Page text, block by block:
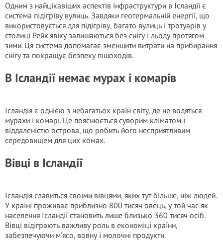
Одним з найцікавіших аспектів інфраструктури в Ісландії є
система підігріву вулиць. Завдяки геотермальній енергії, що
використовується для підігріву, багато вулиць і тротуарів у
столиці Рейк’явіку залишаються без снігу і льоду протягом
зими. Ця система допомагає зменшити витрати на прибирання
снігу та покращує безпеку пішоходів.
В Ісландії немає мурах і комарів
Ісландія є однією з небагатьох країн світу, де не водяться
мурахи і комарі. Це пояснюється суворим кліматом і
віддаленістю острова, що робить його несприятливим
середовищем для цих комах.
Вівці в Ісландії
Ісландія славиться своїми вівцями, яких тут більше, ніж людей.
У країні проживає приблизно 800 тисяч овець, у той час як
населення Ісландії становить лише близько 360 тисяч осіб.
Вівці відіграють важливу роль в економіці країни,
забезпечуючи м’ясо, вовну і молочні продукти.